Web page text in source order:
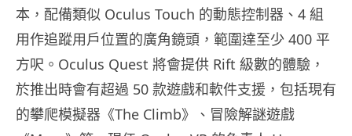
本，配備類似 Oculus Touch 的動態控制器、4 組
用作追蹤用戶位置的廣角鏡頭，範圍達至少 400 平
方呎。Oculus Quest 將會提供 Rift 級數的體驗，
於推出時會有超過 50 款遊戲和軟件支援，包括現有
的攀爬模擬器《The Climb》、冒險解謎遊戲